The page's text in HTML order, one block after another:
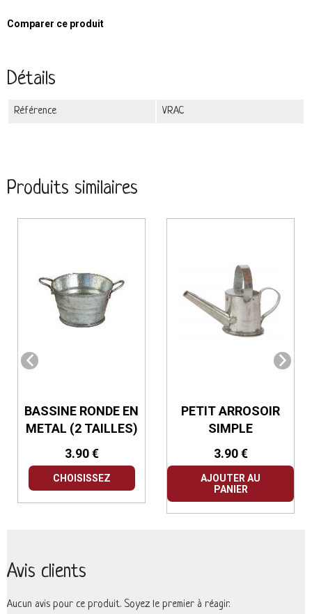
Comparer ce produit
Détails
Référence VRAC
Produits similaires
BASSINE RONDE EN
METAL (2 TAILLES)
3.90 €
CHOISISSEZ
PETIT ARROSOIR
SIMPLE
3.90 €
AJOUTER AU
PANIER
Avis clients
Aucun avis pour ce produit. Soyez le premier à réagir.